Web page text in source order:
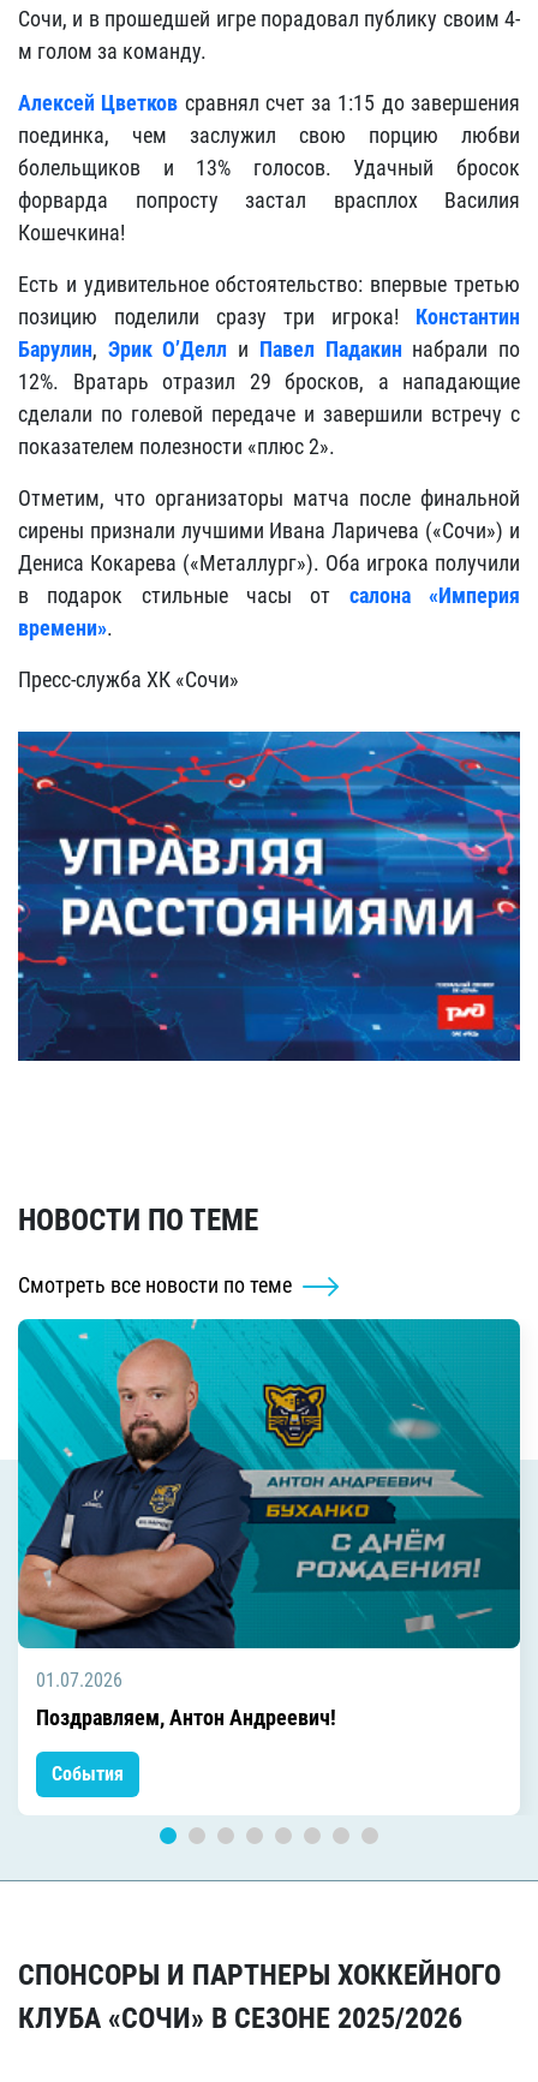
Сочи, и в прошедшей игре порадовал публику своим 4-
м голом за команду.
Алексей Цветков сравнял счет за 1:15 до завершения
поединка, чем заслужил свою порцию любви
болельщиков и 13% голосов. Удачный бросок
форварда попросту застал врасплох Василия
Кошечкина!
Есть и удивительное обстоятельство: впервые третью
позицию поделили сразу три игрока! Константин
Барулин, Эрик О’Делл и Павел Падакин набрали по
12%. Вратарь отразил 29 бросков, а нападающие
сделали по голевой передаче и завершили встречу с
показателем полезности «плюс 2».
Отметим, что организаторы матча после финальной
сирены признали лучшими Ивана Ларичева («Сочи») и
Дениса Кокарева («Металлург»). Оба игрока получили
в подарок стильные часы от салона «Империя
времени».
Пресс-служба ХК «Сочи»
НОВОСТИ ПО ТЕМЕ
Смотреть все новости по теме
01.07.2026
Поздравляем, Антон Андреевич!
События
СПОНСОРЫ И ПАРТНЕРЫ ХОККЕЙНОГО
КЛУБА «СОЧИ» В СЕЗОНЕ 2025/2026